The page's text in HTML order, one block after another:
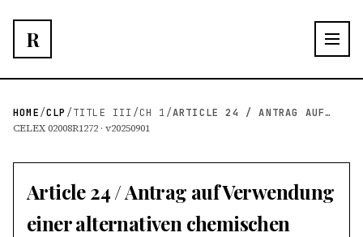
R
HOME/CLP /TITLE III /CH 1 /
ARTICLE 24 / ANTRAG AUF VERWENDUNG EINER ALTERN...
CELEX 02008R1272 · v20250901
Article 24 / Antrag auf Verwendung
einer alternativen chemischen